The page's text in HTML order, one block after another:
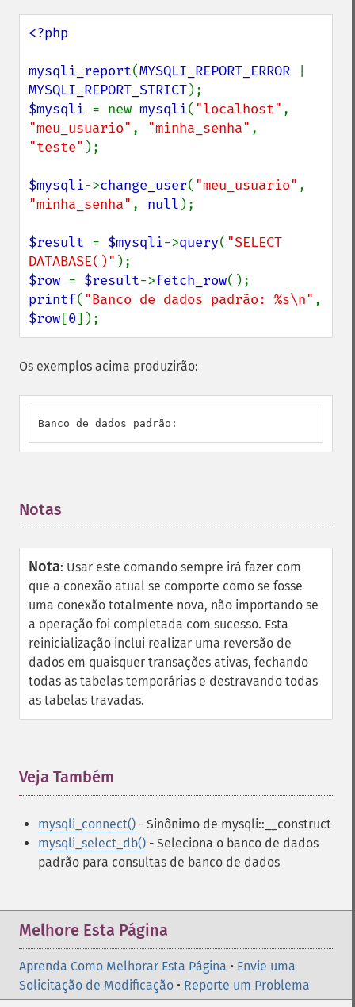
<?php
mysqli_report(MYSQLI_REPORT_ERROR
MYSQLI_REPORT_STRICT
$mysqli = new mysqli( "localhost"
"meu_usuario" , "minha_senha"
"teste" );
$mysqli->change_user( "meu_usuario"
"minha_senha" , null );
$result = $mysqli->query( "SELECT
DATABASE()"
$row = $result->fetch_row
printf( "Banco de dados padrão: %s\n"
$row[0]);
Os exemplos acima produzirão:
Banco de dados padrão:
Notas
Nota: Usar este comando sempre irá fazer com
que a conexão atual se comporte como se fosse
uma conexão totalmente nova, não importando se
a operação foi completada com sucesso. Esta
reinicialização inclui realizar uma reversão de
dados em quaisquer transações ativas, fechando
todas as tabelas temporárias e destravando todas
as tabelas travadas.
Veja Também
mysqli_connect() - Sinônimo de mysqli::__construct
mysqli_select_db() - Seleciona o banco de dados
padrão para consultas de banco de dados
Melhore Esta Página
Aprenda Como Melhorar Esta Página • Envie uma
Solicitação de Modificação • Reporte um Problema